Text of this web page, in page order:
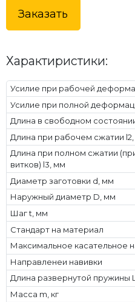
Заказать
Характиристики:
Усилие при рабочей
Усилие при полной
Длина в свободном
Длина при рабочем сжатии
Длина при полном сжатии
витков) l3, мм
Диаметр заготовки d, мм
Наружный диаметр D, мм
Шаг t, мм
Стандарт на материал
Максимальное касательное
Направленеи навивки
Длина развернутой пружины
Масса m, кг